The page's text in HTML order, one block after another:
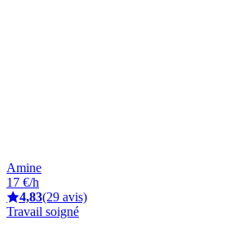
Amine
17 €/h
4,83(29 avis)
Travail soigné